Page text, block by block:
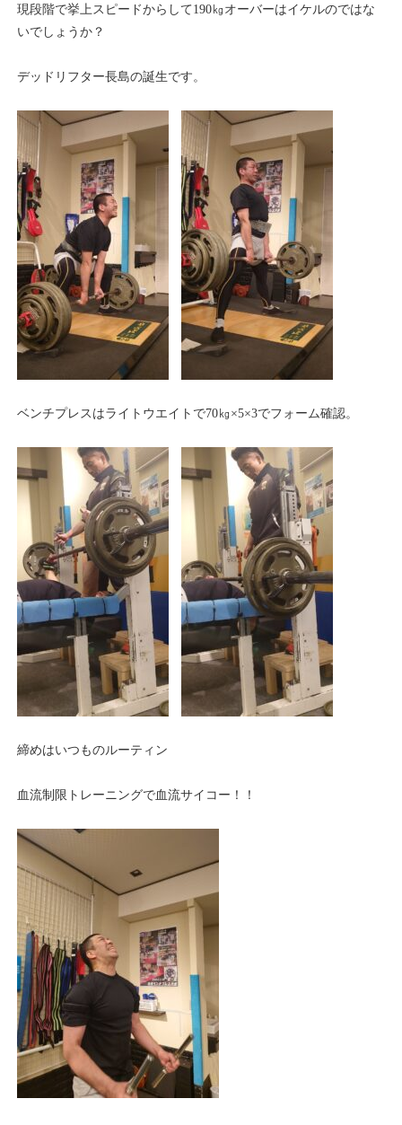
現段階で挙上スピードからして190㎏オーバーはイケルのではな
いでしょうか？
デッドリフター長島の誕生です。
ベンチプレスはライトウエイトで70㎏×5×3でフォーム確認。
締めはいつものルーティン
血流制限トレーニングで血流サイコー！！